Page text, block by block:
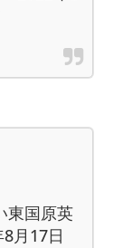
東国原英
月17日